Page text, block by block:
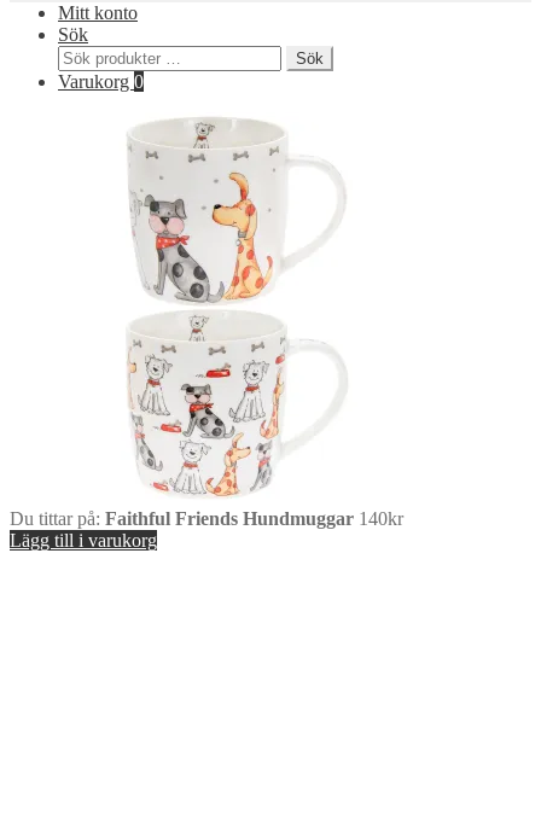
Mitt konto
Sök
Sök
efter:
Sök
Varukorg 0
Du tittar på: Faithful Friends Hundmuggar 140kr
Lägg till i varukorg